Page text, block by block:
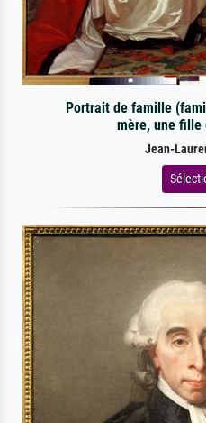
Portrait de famille
mère, une fille
Jean-